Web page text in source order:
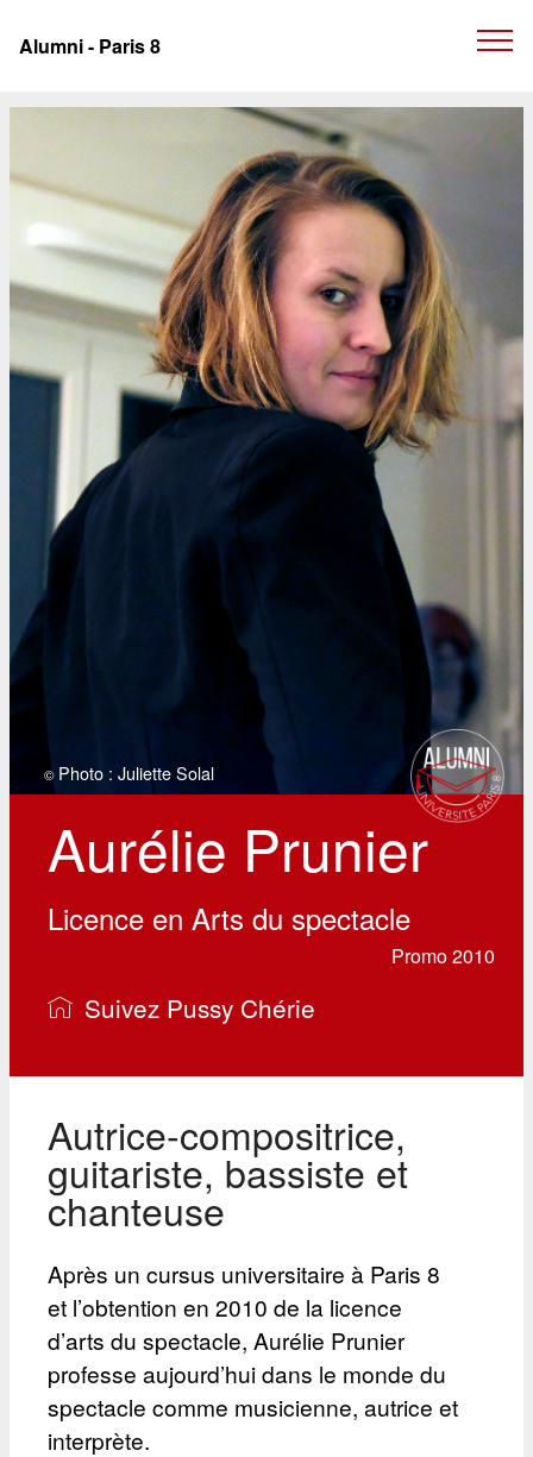
Alumni - Paris 8
©Photo : Juliette Solal
Aurélie Prunier
Licence en Arts du spectacle
Promo 2010
Suivez Pussy Chérie
Autrice-compositrice,
guitariste, bassiste et
chanteuse
Après un cursus universitaire à Paris 8
et l’obtention en 2010 de la licence
d’arts du spectacle, Aurélie Prunier
professe aujourd’hui dans le monde du
spectacle comme musicienne, autrice et
interprète.